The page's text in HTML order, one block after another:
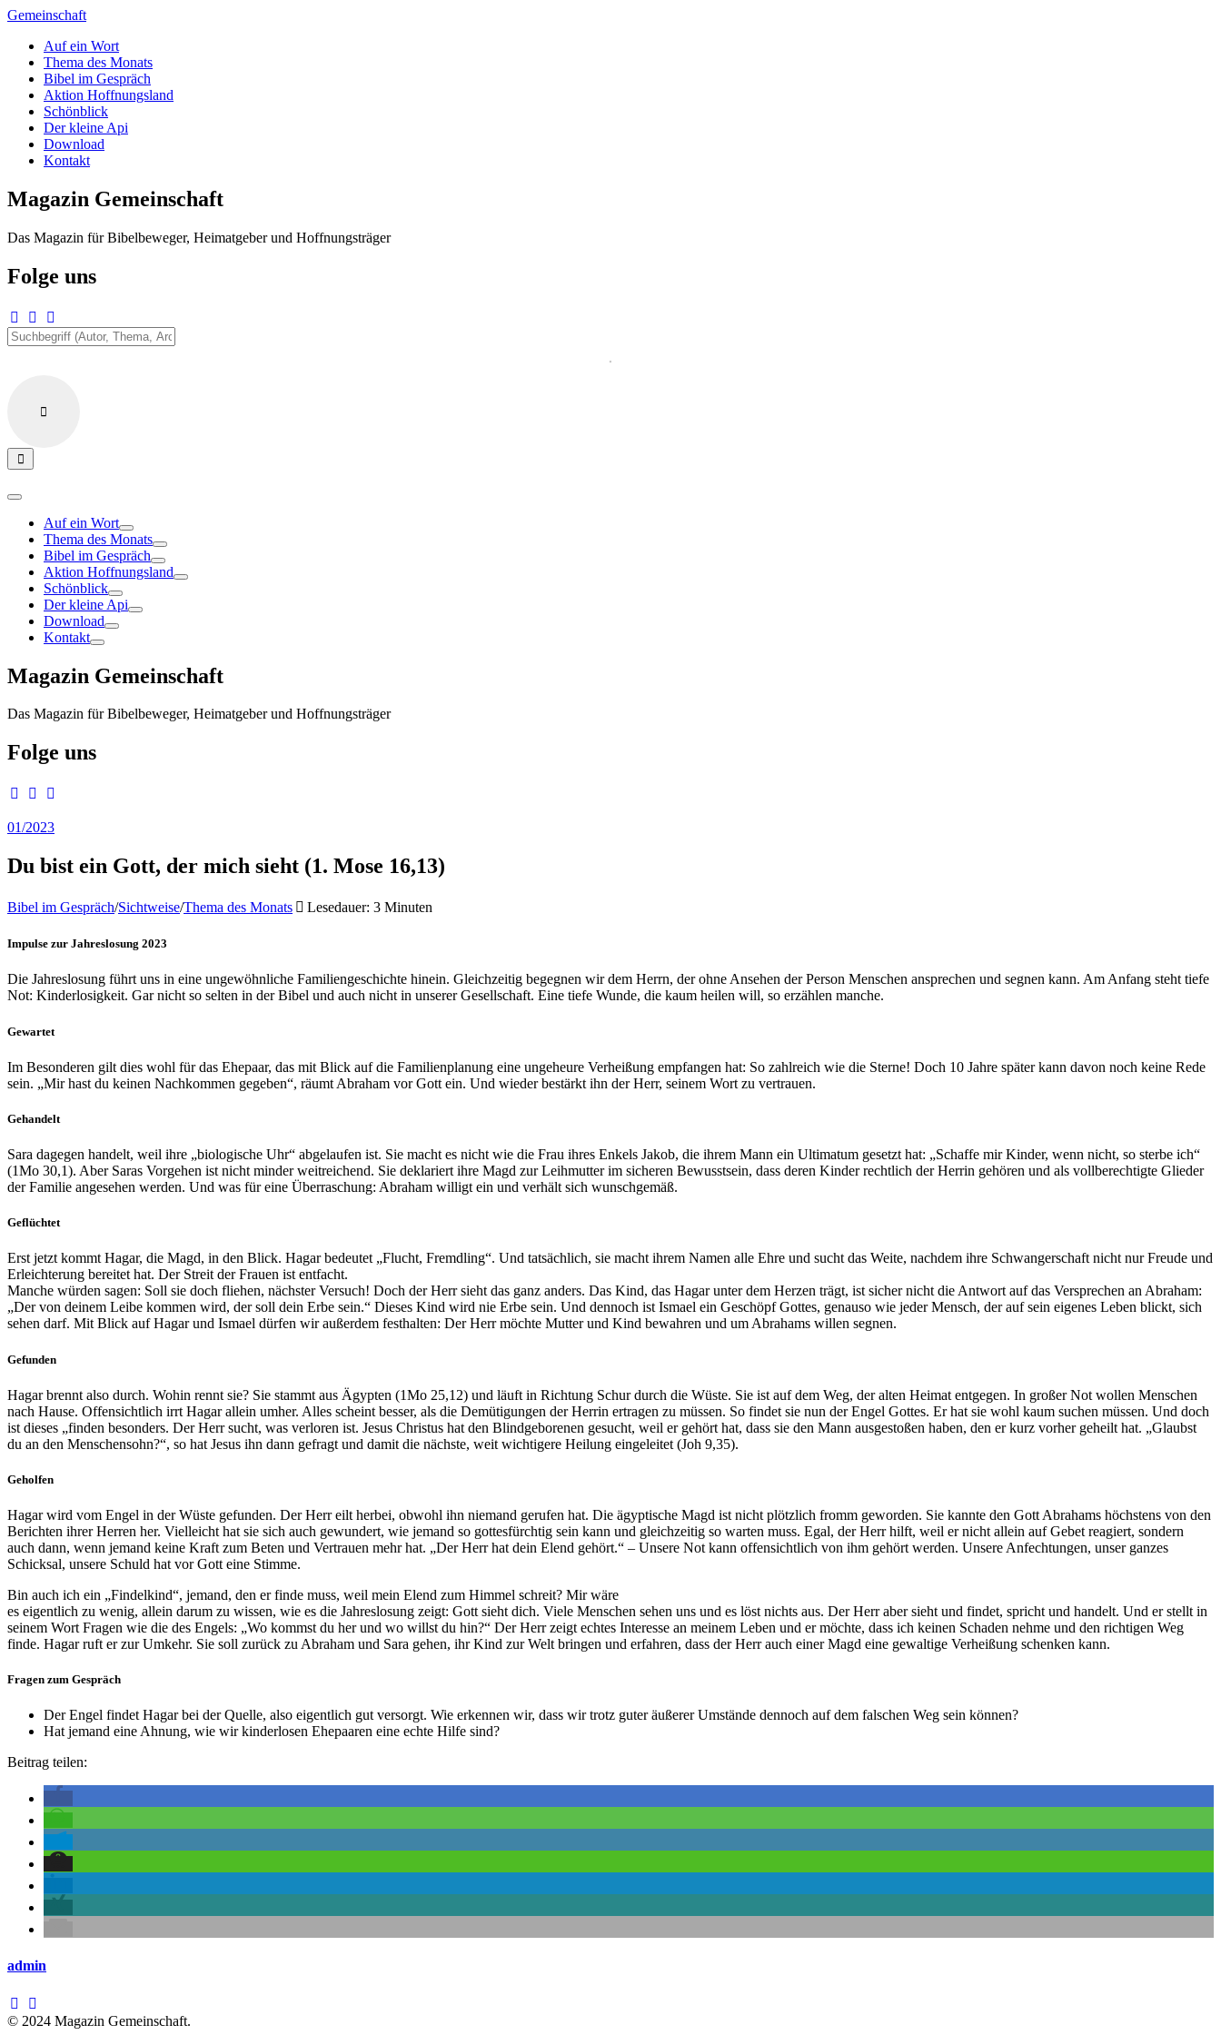
Zum
springen
Gemeinschaft
Auf ein Wort
Thema des Monats
Bibel im Gespräch
Aktion Hoffnungsland
Schönblick
Der kleine Api
Download
Kontakt
Magazin Gemeinschaft
Das Magazin für Bibelbeweger, Heimatgeber und Hoffnungsträger
Folge uns
Auf ein Wort
Thema des Monats
Bibel im Gespräch
Aktion Hoffnungsland
Schönblick
Der kleine Api
Download
Kontakt
Magazin Gemeinschaft
Das Magazin für Bibelbeweger, Heimatgeber und Hoffnungsträger
Folge uns
01/2023
Du bist ein Gott, der mich sieht (1. Mose 16,13)
Bibel im Gespräch/Sichtweise/Thema des Monats Lesedauer: 3 Minuten
Impulse zur Jahreslosung 2023
Die Jahreslosung führt uns in eine ungewöhnliche Familiengeschichte hinein. Gleichzeitig begegnen wir dem Herrn, der ohne Ansehen der Person Menschen ansprechen und segnen kann. Am Anfang steht tiefe
Not: Kinderlosigkeit. Gar nicht so selten in der Bibel und auch nicht in unserer Gesellschaft. Eine tiefe Wunde, die kaum heilen will, so erzählen manche.
Gewartet
Im Besonderen gilt dies wohl für das Ehepaar, das mit Blick auf die Familienplanung eine ungeheure Verheißung empfangen hat: So zahlreich wie die Sterne! Doch 10 Jahre später kann davon noch keine Rede
sein. „Mir hast du keinen Nachkommen gegeben“, räumt Abraham vor Gott ein. Und wieder bestärkt ihn der Herr, seinem Wort zu vertrauen.
Gehandelt
Sara dagegen handelt, weil ihre „biologische Uhr“ abgelaufen ist. Sie macht es nicht wie die Frau ihres Enkels Jakob, die ihrem Mann ein Ultimatum gesetzt hat: „Schaffe mir Kinder, wenn nicht, so sterbe ich“
(1Mo 30,1). Aber Saras Vorgehen ist nicht minder weitreichend. Sie deklariert ihre Magd zur Leihmutter im sicheren Bewusstsein, dass deren Kinder rechtlich der Herrin gehören und als vollberechtigte Glieder
der Familie angesehen werden. Und was für eine Überraschung: Abraham willigt ein und verhält sich wunschgemäß.
Geflüchtet
Erst jetzt kommt Hagar, die Magd, in den Blick. Hagar bedeutet „Flucht, Fremdling“. Und tatsächlich, sie macht ihrem Namen alle Ehre und sucht das Weite, nachdem ihre Schwangerschaft nicht nur Freude und
Erleichterung bereitet hat. Der Streit der Frauen ist entfacht.
Manche würden sagen: Soll sie doch fliehen, nächster Versuch! Doch der Herr sieht das ganz anders. Das Kind, das Hagar unter dem Herzen trägt, ist sicher nicht die Antwort auf das Versprechen an Abraham:
„Der von deinem Leibe kommen wird, der soll dein Erbe sein.“ Dieses Kind wird nie Erbe sein. Und dennoch ist Ismael ein Geschöpf Gottes, genauso wie jeder Mensch, der auf sein eigenes Leben blickt, sich
sehen darf. Mit Blick auf Hagar und Ismael dürfen wir außerdem festhalten: Der Herr möchte Mutter und Kind bewahren und um Abrahams willen segnen.
Gefunden
Hagar brennt also durch. Wohin rennt sie? Sie stammt aus Ägypten (1Mo 25,12) und läuft in Richtung Schur durch die Wüste. Sie ist auf dem Weg, der alten Heimat entgegen. In großer Not wollen Menschen
nach Hause. Offensichtlich irrt Hagar allein umher. Alles scheint besser, als die Demütigungen der Herrin ertragen zu müssen. So findet sie nun der Engel Gottes. Er hat sie wohl kaum suchen müssen. Und doch
ist dieses „finden besonders. Der Herr sucht, was verloren ist. Jesus Christus hat den Blindgeborenen gesucht, weil er gehört hat, dass sie den Mann ausgestoßen haben, den er kurz vorher geheilt hat. „Glaubst
du an den Menschensohn?“, so hat Jesus ihn dann gefragt und damit die nächste, weit wichtigere Heilung eingeleitet (Joh 9,35).
Geholfen
Hagar wird vom Engel in der Wüste gefunden. Der Herr eilt herbei, obwohl ihn niemand gerufen hat. Die ägyptische Magd ist nicht plötzlich fromm geworden. Sie kannte den Gott Abrahams höchstens von den
Berichten ihrer Herren her. Vielleicht hat sie sich auch gewundert, wie jemand so gottesfürchtig sein kann und gleichzeitig so warten muss. Egal, der Herr hilft, weil er nicht allein auf Gebet reagiert, sondern
auch dann, wenn jemand keine Kraft zum Beten und Vertrauen mehr hat. „Der Herr hat dein Elend gehört.“ – Unsere Not kann offensichtlich von ihm gehört werden. Unsere Anfechtungen, unser ganzes
Schicksal, unsere Schuld hat vor Gott eine Stimme.
Bin auch ich ein „Findelkind“, jemand, den er finde muss, weil mein Elend zum Himmel schreit? Mir wäre
es eigentlich zu wenig, allein darum zu wissen, wie es die Jahreslosung zeigt: Gott sieht dich. Viele Menschen sehen uns und es löst nichts aus. Der Herr aber sieht und findet, spricht und handelt. Und er stellt in
seinem Wort Fragen wie die des Engels: „Wo kommst du her und wo willst du hin?“ Der Herr zeigt echtes Interesse an meinem Leben und er möchte, dass ich keinen Schaden nehme und den richtigen Weg
finde. Hagar ruft er zur Umkehr. Sie soll zurück zu Abraham und Sara gehen, ihr Kind zur Welt bringen und erfahren, dass der Herr auch einer Magd eine gewaltige Verheißung schenken kann.
Fragen zum Gespräch
Der Engel findet Hagar bei der Quelle, also eigentlich gut versorgt. Wie erkennen wir, dass wir trotz guter äußerer Umstände dennoch auf dem falschen Weg sein können?
Hat jemand eine Ahnung, wie wir kinderlosen Ehepaaren eine echte Hilfe sind?
Beitrag teilen:
admin
© 2024 Magazin Gemeinschaft.